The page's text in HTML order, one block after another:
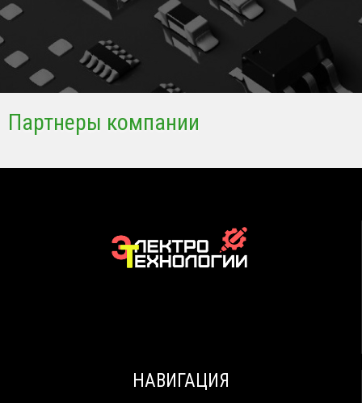
Партнеры компании
НАВИГАЦИЯ